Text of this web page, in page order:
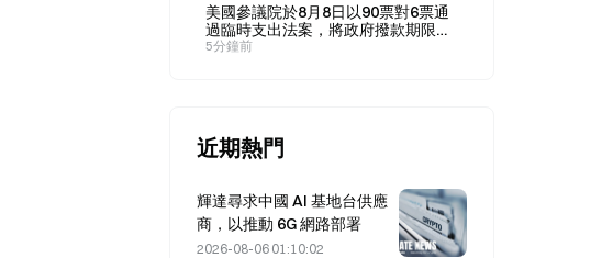
美國參議院於8月8日以90票對6票通
過臨時支出法案，將政府撥款期限延
長至12月11日。
5分鐘前
近期熱門
輝達尋求中國 AI 基地台供應
商，以推動 6G 網路部署
2026-08-06 01:10:02